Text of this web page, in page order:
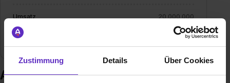
Zustimmung Details Über Cookies
Umsatz 20.000.000
Branche IT / EDV
Ausbildung bei GRÜN Software